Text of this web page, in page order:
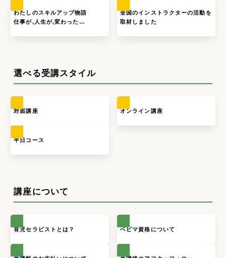
わたしのスキルアップ物語
仕事が,人生が,変わった…
全国のインストラクターの活動を
取材しました
選べる受講スタイル
対面講座 オンライン講座
平日コース
講座について
育児セラピストとは？ ベビマ資格について